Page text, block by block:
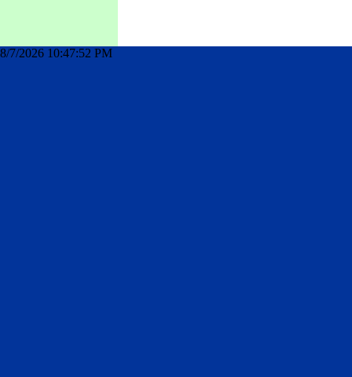
8/7/2026 10:47:52 PM